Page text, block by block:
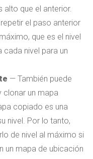
alto que el anterior.
el paso anterior
que es el nivel
cada nivel para un
— También puede
clonar un mapa
copiado es una
nivel. Por lo tanto,
de nivel al máximo si
un mapa de ubicación